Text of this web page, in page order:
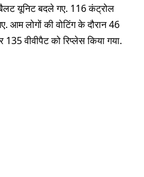
यूनिट बदले गए. 116 कंट्रोल
आम लोगों की वोटिंग के दौरान 46
वीवीपैट को रिप्लेस किया गया.